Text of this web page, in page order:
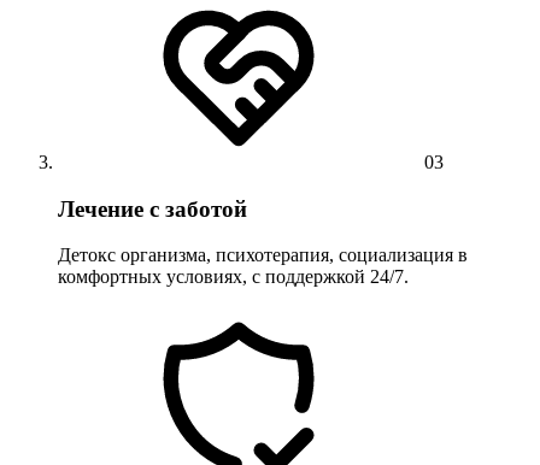
03
Лечение с заботой
Детокс организма, психотерапия, социализация в
комфортных условиях, с поддержкой 24/7.